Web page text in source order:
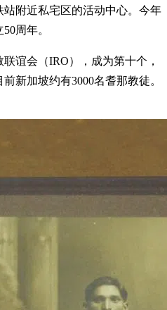
附近私宅区的活动中心。今年
周年。
谊会（IRO），成为第十个，
新加坡约有3000名耆那教徒。